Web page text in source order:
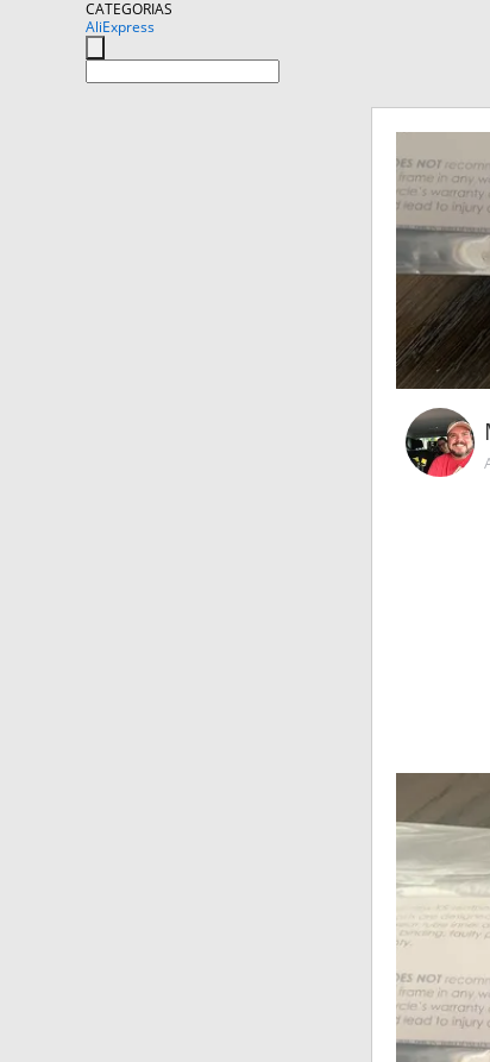
CATEGORIAS
AliExpress